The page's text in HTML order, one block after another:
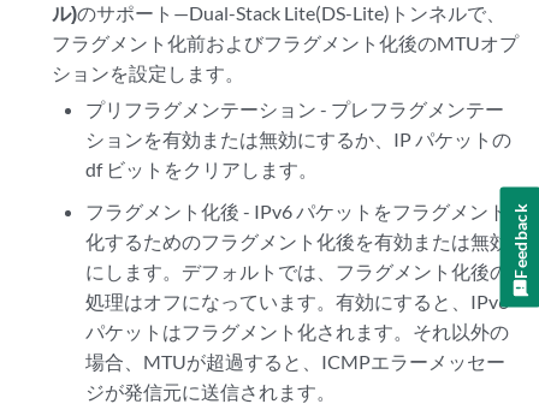
ル)のサポート—Dual-Stack Lite(DS-Lite)トンネルで、
フラグメント化前およびフラグメント化後のMTUオプ
ションを設定します。
プリフラグメンテーション - プレフラグメンテー
ションを有効または無効にするか、IP パケットの
df ビットをクリアします。
フラグメント化後 - IPv6 パケットをフラグメント
化するためのフラグメント化後を有効または無効
にします。デフォルトでは、フラグメント化後の
処理はオフになっています。有効にすると、IPv6
パケットはフラグメント化されます。それ以外の
場合、MTUが超過すると、ICMPエラーメッセー
ジが発信元に送信されます。
Feedback